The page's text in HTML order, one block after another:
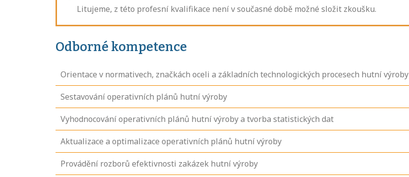
Litujeme, z této profesní kvalifikace není v současné době možné složit zkoušku.
Odborné kompetence
Orientace v normativech, značkách oceli a základních technologických procesech hutní výroby
Sestavování operativních plánů hutní výroby
Vyhodnocování operativních plánů hutní výroby a tvorba statistických dat
Aktualizace a optimalizace operativních plánů hutní výroby
Provádění rozborů efektivnosti zakázek hutní výroby